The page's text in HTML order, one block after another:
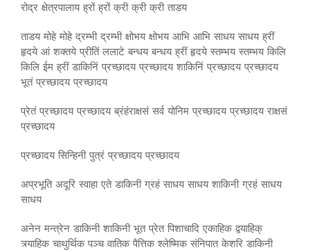
रोद्र क्षेत्रपालाय ह्रों ह्रों क्री क्री क्री ताडय
ताडय मोहे मोहे द्रम्भी द्रम्भी क्षोभय क्षोभय आभि आभि साधय साधय ह्रीं
हृदये आं शक्तये प्रीतिं ललाटे बन्धय बन्धय ह्रीं हृदये स्तम्भय स्तम्भय किलि
किलि ईम ह्रीं डाकिनिं प्रच्छादय प्रच्छादय शाकिनिं प्रच्छादय प्रच्छादय
भूतं प्रच्छादय प्रच्छादय
प्रेतं प्रच्छादय प्रच्छादय ब्रंहंराक्षसं सर्व योनिम प्रच्छादय प्रच्छादय राक्षसं
प्रच्छादय
प्रच्छादय सिन्हिनी पुत्रं प्रच्छादय प्रच्छादय
अप्रभूति अदूरि स्वाहा एते डाकिनी ग्रहं साधय साधय शाकिनी ग्रहं साधय
साधय
अनेन मन्त्रेन डाकिनी शाकिनी भूत प्रेत पिशाचादि एकाहिक द्वयाहिक्
त्र्याहिक चाथुर्थिक पञ्च वातिक पैत्तिक श्लेष्मिक संनिपात केशरि डाकिनी